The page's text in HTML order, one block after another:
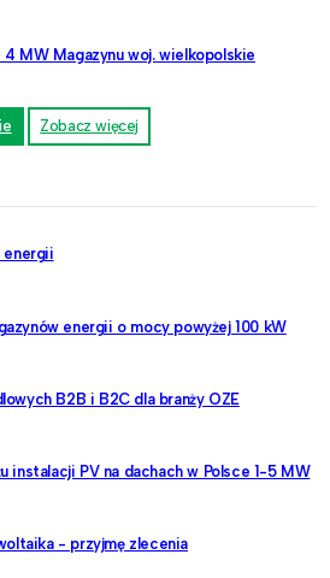
4 MW Magazynu woj. wielkopolskie
Zobacz więcej
energii
energii o mocy powyżej 100 kW
B2B i B2C dla branży OZE
instalacji PV na dachach w Polsce 1-5 MW
- przyjmę zlecenia